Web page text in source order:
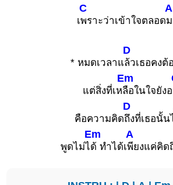
เ
C
พราะว่าเข้าใจตลอด
A
* หมดเวลาแ
D
ล้วเธอคงต้
แต่สิ่งที่เห
Em
ลือในใจยังอ
คือความคิด
D
ถึงที่เธอนั้น
พูดไม่ไ
Em
ด้ ทำได้เ
A
พียงแค่คิด